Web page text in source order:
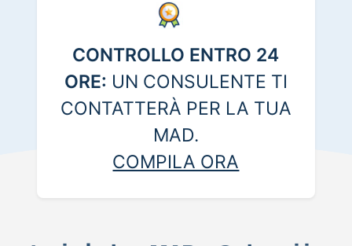
CONTROLLO ENTRO 24
ORE: UN CONSULENTE TI
CONTATTERÀ PER LA TUA
MAD.
COMPILA ORA